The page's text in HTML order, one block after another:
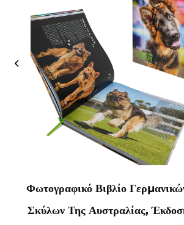
Φωτογραφικό Βιβλίο
Σκύλων Της Αυστραλίας,